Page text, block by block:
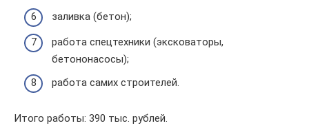
заливка (бетон);
работа спецтехники (эксковаторы,
бетононасосы);
работа самих строителей.
Итого работы: 390 тыс. рублей.